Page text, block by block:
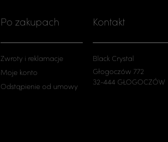
Po zakupach
Zwroty i reklamacje
Moje konto
Odstąpienie od umowy
Kontakt
Black Crystal
Głogoczów 772
32-444 GŁOGOCZÓW